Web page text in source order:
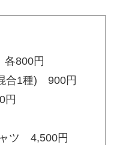
800円
合1種) 900円
円
ツ 4,500円